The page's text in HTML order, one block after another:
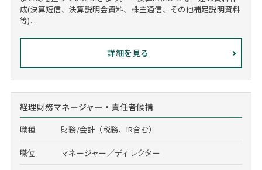
成(決算短信、決算説明会資料、株主通信、その他補足説明資料
等)...
詳細を見る
経理財務マネージャー・責任者候補
職種 財務/会計（税務、IR含む）
職位 マネージャー／ディレクター